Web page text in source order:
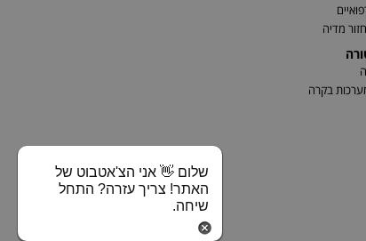
מדיה
בקרה
שלום 👋 אני הצ'אטבוט של
האתר! צריך עזרה? התחל
שיחה.